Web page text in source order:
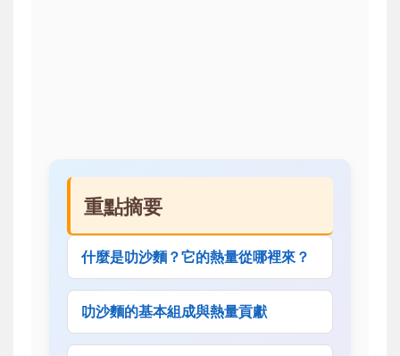
重點摘要
什麼是叻沙麵？它的熱量從哪裡來？
叻沙麵的基本組成與熱量貢獻